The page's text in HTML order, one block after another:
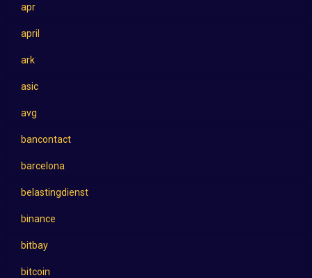
apr
april
ark
asic
avg
bancontact
barcelona
belastingdienst
binance
bitbay
bitcoin